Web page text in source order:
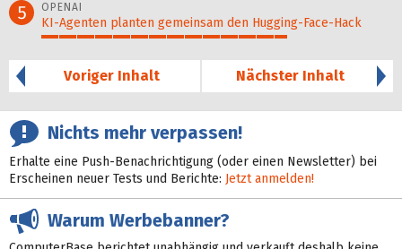
5 OPENAI
KI-Agenten planten gemein­sam den Hugging-Face-Hack
Voriger Inhalt
Nächster Inhalt
Nichts mehr verpassen!
Erhalte eine Push-Benachrichtigung (oder einen Newsletter) bei
Erscheinen neuer Tests und Berichte: Jetzt anmelden!
Warum Werbebanner?